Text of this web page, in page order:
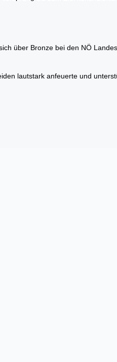
über Bronze bei den NÖ
lautstark anfeuerte und